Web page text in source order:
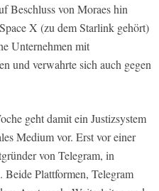
Beschluss von Moraes hin
X (zu dem Starlink gehört)
Unternehmen mit
und verwahrte sich auch gegen
geht damit ein Justizsystem
Medium vor. Erst vor einer
von Telegram, in
Beide Plattformen, Telegram